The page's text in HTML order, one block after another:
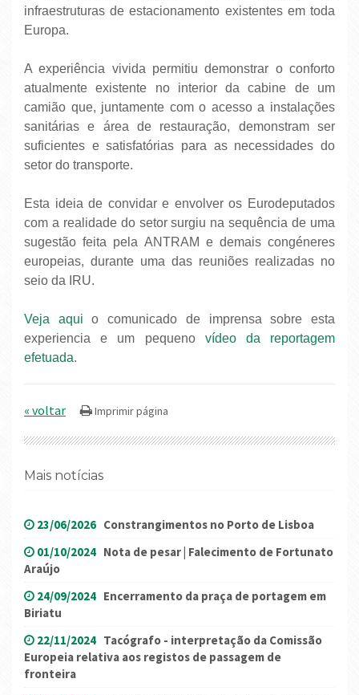
infraestruturas de estacionamento existentes em toda
Europa.
A experiência vivida permitiu demonstrar o conforto
atualmente existente no interior da cabine de um
camião que, juntamente com o acesso a instalações
sanitárias e área de restauração, demonstram ser
suficientes e satisfatórias para as necessidades do
setor do transporte.
Esta ideia de convidar e envolver os Eurodeputados
com a realidade do setor surgiu na sequência de uma
sugestão feita pela ANTRAM e demais congéneres
europeias, durante uma das reuniões realizadas no
seio da IRU.
Veja aqui o comunicado de imprensa sobre esta
experiencia e um pequeno vídeo da reportagem
efetuada.
« voltar
Mais notícias
23/06/2026 Constrangimentos no Porto de Lisboa
01/10/2024 Nota de pesar | Falecimento de Fortunato
Araújo
24/09/2024 Encerramento da praça de portagem em
Biriatu
22/11/2024 Tacógrafo - interpretação da Comissão
Europeia relativa aos registos de passagem de
fronteira